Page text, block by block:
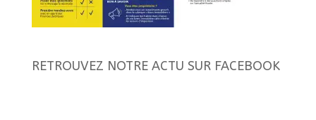
RETROUVEZ NOTRE ACTU SUR FACEBOOK